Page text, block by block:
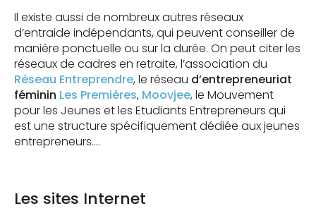
Il existe aussi de nombreux autres réseaux
d’entraide indépendants, qui peuvent conseiller de
manière ponctuelle ou sur la durée. On peut citer les
réseaux de cadres en retraite, l’association du
Réseau Entreprendre, le réseau d’entrepreneuriat
féminin Les Premières, Moovjee, le Mouvement
pour les Jeunes et les Etudiants Entrepreneurs qui
est une structure spécifiquement dédiée aux jeunes
entrepreneurs….
Les sites Internet